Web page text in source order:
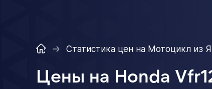
Статистика цен на Мотоцикл из
Цены на Honda